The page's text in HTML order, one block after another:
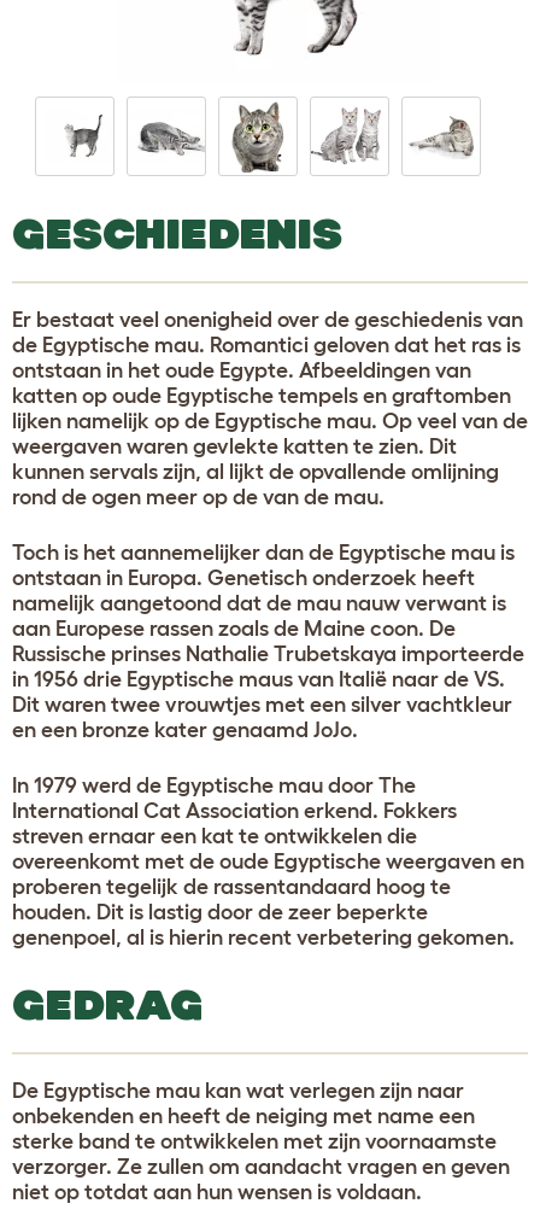
GESCHIEDENIS
Er bestaat veel onenigheid over de geschiedenis van
de Egyptische mau. Romantici geloven dat het ras is
ontstaan in het oude Egypte. Afbeeldingen van
katten op oude Egyptische tempels en graftomben
lijken namelijk op de Egyptische mau. Op veel van de
weergaven waren gevlekte katten te zien. Dit
kunnen servals zijn, al lijkt de opvallende omlijning
rond de ogen meer op de van de mau.
Toch is het aannemelijker dan de Egyptische mau is
ontstaan in Europa. Genetisch onderzoek heeft
namelijk aangetoond dat de mau nauw verwant is
aan Europese rassen zoals de Maine coon. De
Russische prinses Nathalie Trubetskaya importeerde
in 1956 drie Egyptische maus van Italië naar de VS.
Dit waren twee vrouwtjes met een silver vachtkleur
en een bronze kater genaamd JoJo.
In 1979 werd de Egyptische mau door The
International Cat Association erkend. Fokkers
streven ernaar een kat te ontwikkelen die
overeenkomt met de oude Egyptische weergaven en
proberen tegelijk de rassentandaard hoog te
houden. Dit is lastig door de zeer beperkte
genenpoel, al is hierin recent verbetering gekomen.
GEDRAG
De Egyptische mau kan wat verlegen zijn naar
onbekenden en heeft de neiging met name een
sterke band te ontwikkelen met zijn voornaamste
verzorger. Ze zullen om aandacht vragen en geven
niet op totdat aan hun wensen is voldaan.